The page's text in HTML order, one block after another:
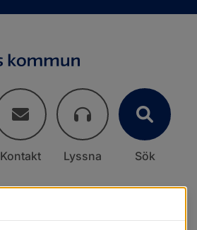
Kontakt Lyssna Sök